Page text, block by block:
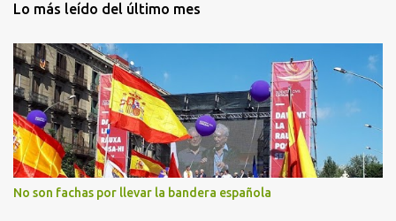
Lo más leído del último mes
No son fachas por llevar la bandera española